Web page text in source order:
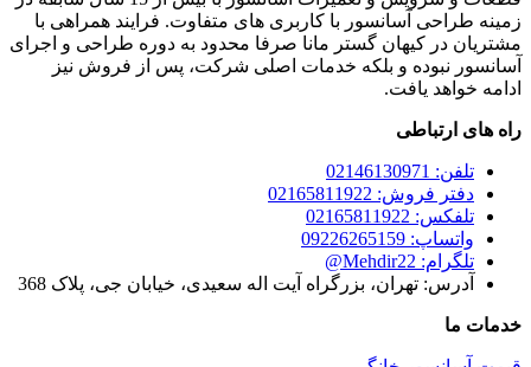
زمینه طراحی آسانسور با کاربری های متفاوت. فرایند همراهی با
مشتریان در کیهان گستر مانا صرفا محدود به دوره طراحی و اجرای
آسانسور نبوده و بلکه خدمات اصلی شرکت، پس از فروش نیز
ادامه خواهد یافت.
راه های ارتباطی
تلفن: 02146130971
دفتر فروش: 02165811922
تلفکس: 02165811922
واتساپ: 09226265159
تلگرام: Mehdir22@
آدرس: تهران، بزرگراه آیت اله سعیدی، خیابان جی، پلاک 368
خدمات ما